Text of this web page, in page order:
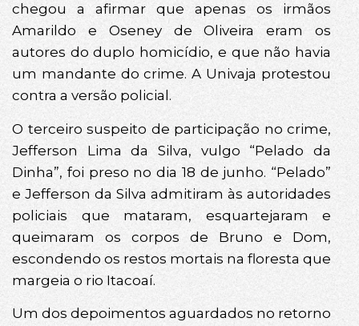
chegou a afirmar que apenas os irmãos
Amarildo e Oseney de Oliveira eram os
autores do duplo homicídio, e que não havia
um mandante do crime. A Univaja protestou
contra a versão policial.
O terceiro suspeito de participação no crime,
Jefferson Lima da Silva, vulgo “Pelado da
Dinha”, foi preso no dia 18 de junho. “Pelado”
e Jefferson da Silva admitiram às autoridades
policiais que mataram, esquartejaram e
queimaram os corpos de Bruno e Dom,
escondendo os restos mortais na floresta que
margeia o rio Itacoaí.
Um dos depoimentos aguardados no retorno